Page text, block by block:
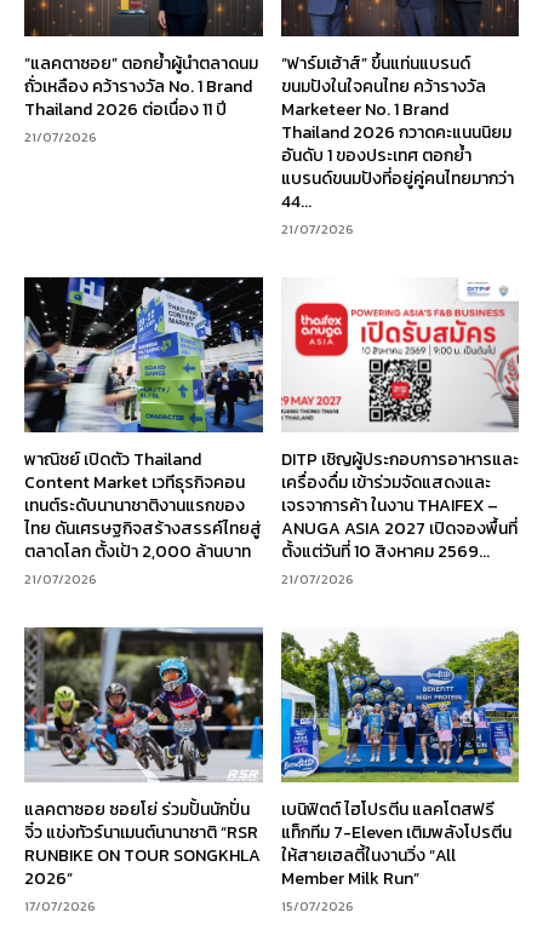
“แลคตาซอย” ตอกย้ำผู้นำตลาดนม
ถั่วเหลือง คว้ารางวัล No. 1 Brand
Thailand 2026 ต่อเนื่อง 11 ปี
21/07/2026
“ฟาร์มเฮ้าส์” ขึ้นแท่นแบรนด์
ขนมปังในใจคนไทย คว้ารางวัล
Marketeer No. 1 Brand
Thailand 2026 กวาดคะแนนนิยม
อันดับ 1 ของประเทศ ตอกย้ำ
แบรนด์ขนมปังที่อยู่คู่คนไทยมากว่า
44...
21/07/2026
พาณิชย์ เปิดตัว Thailand
Content Market เวทีธุรกิจคอน
เทนต์ระดับนานาชาติงานแรกของ
ไทย ดันเศรษฐกิจสร้างสรรค์ไทยสู่
ตลาดโลก ตั้งเป้า 2,000 ล้านบาท
21/07/2026
DITP เชิญผู้ประกอบการอาหารและ
เครื่องดื่ม เข้าร่วมจัดแสดงและ
เจรจาการค้า ในงาน THAIFEX –
ANUGA ASIA 2027 เปิดจองพื้นที่
ตั้งแต่วันที่ 10 สิงหาคม 2569...
21/07/2026
แลคตาซอย ซอยโย่ ร่วมปั้นนักปั่น
จิ๋ว แข่งทัวร์นาเมนต์นานาชาติ “RSR
RUNBIKE ON TOUR SONGKHLA
2026”
17/07/2026
เบนิฟิตต์ ไฮโปรตีน แลคโตสฟรี
แท็กทีม 7-Eleven เติมพลังโปรตีน
ให้สายเฮลตี้ในงานวิ่ง “All
Member Milk Run”
15/07/2026